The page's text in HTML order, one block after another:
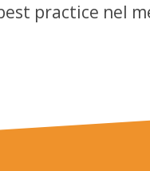
practice nel